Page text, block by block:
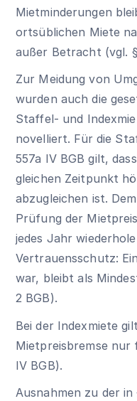
Mietminderungen
ortsüblichen Miete
außer Betracht (vgl.
Zur Meidung von
wurden auch die
Staffel- und
novelliert. Für die
557a IV BGB gilt,
gleichen Zeitpunkt
abzugleichen ist.
Prüfung der
jedes Jahr
Vertrauensschutz:
war, bleibt als
2 BGB).
Bei der Indexmiete
Mietpreisbremse nur
IV BGB).
Ausnahmen zu der in